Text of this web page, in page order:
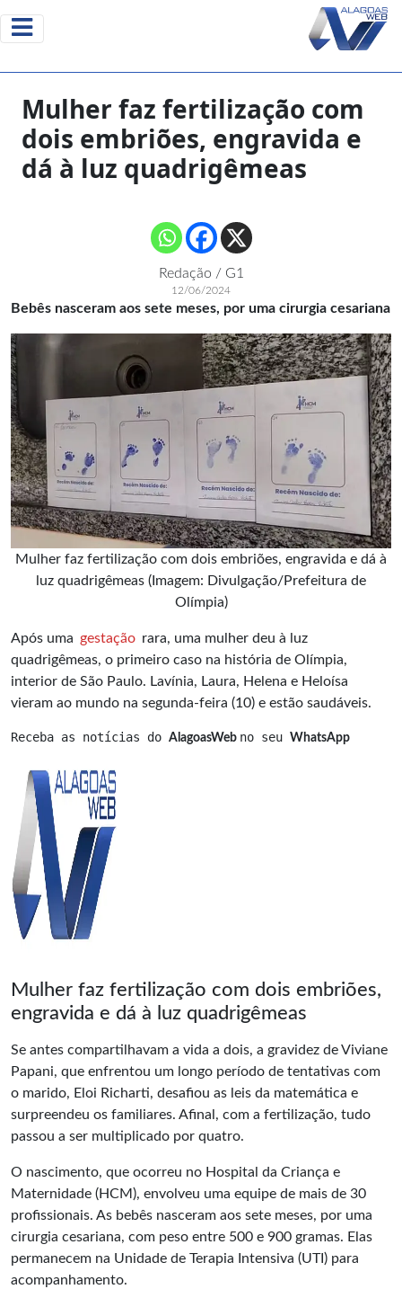
Mulher faz fertilização com
dois embriões, engravida e
dá à luz quadrigêmeas
Redação / G1
12/06/2024
Bebês nasceram aos sete meses, por uma cirurgia cesariana
Mulher faz fertilização com dois embriões, engravida e dá à
luz quadrigêmeas (Imagem: Divulgação/Prefeitura de
Olímpia)
Após uma gestação rara, uma mulher deu à luz
quadrigêmeas, o primeiro caso na história de Olímpia,
interior de São Paulo. Lavínia, Laura, Helena e Heloísa
vieram ao mundo na segunda-feira (10) e estão saudáveis.
Receba as notícias do AlagoasWeb no seu WhatsApp
Mulher faz fertilização com dois embriões,
engravida e dá à luz quadrigêmeas
Se antes compartilhavam a vida a dois, a gravidez de Viviane
Papani, que enfrentou um longo período de tentativas com
o marido, Eloi Richarti, desafiou as leis da matemática e
surpreendeu os familiares. Afinal, com a fertilização, tudo
passou a ser multiplicado por quatro.
O nascimento, que ocorreu no Hospital da Criança e
Maternidade (HCM), envolveu uma equipe de mais de 30
profissionais. As bebês nasceram aos sete meses, por uma
cirurgia cesariana, com peso entre 500 e 900 gramas. Elas
permanecem na Unidade de Terapia Intensiva (UTI) para
acompanhamento.